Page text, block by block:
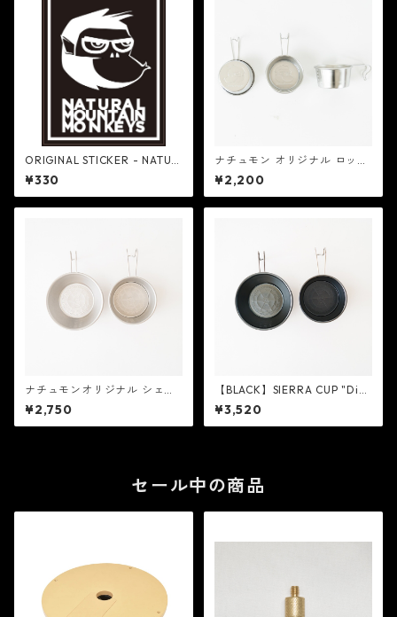
ORIGINAL STICKER - NATUR
AL MOUNTAIN MOKEYS
¥330
ナチュモン オリジナル ロッキ
ーカップ（深型） - NATURAL
MOUNTAIN MOKEYS
¥2,200
ナチュモンオリジナル シェラ
カップ "Dice" ダメージシルバ
ー (浅型) - NATURAL MOUNT
AIN MOKEYS
¥2,750
【BLACK】SIERRA CUP "Dic
e"(浅型) - NATURAL MOUNT
AIN MOKEYS
¥3,520
セール中の商品